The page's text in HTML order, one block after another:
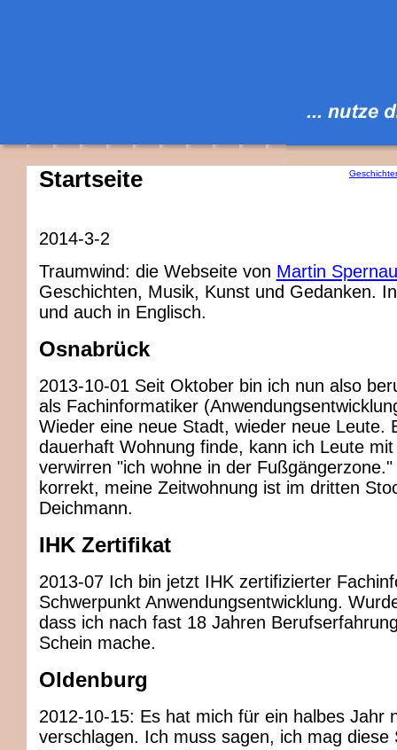
Startseite
2014-3-2
Traumwind: die Webseite von Martin Spernau
Geschichten, Musik, Kunst und Gedanken.
und auch in Englisch.
Osnabrück
2013-10-01 Seit Oktober bin ich nun also
als Fachinformatiker
Wieder eine neue Stadt, wieder neue Leute.
dauerhaft Wohnung finde, kann ich Leute
verwirren "ich wohne in der
korrekt, meine Zeitwohnung ist im dritten
Deichmann.
IHK Zertifikat
2013-07 Ich bin jetzt IHK zertifizierter
Schwerpunkt Anwendungsentwicklung.
dass ich nach fast 18 Jahren
Schein mache.
Oldenburg
2012-10-15: Es hat mich für ein halbes Jahr
verschlagen. Ich muss sagen, ich mag diese